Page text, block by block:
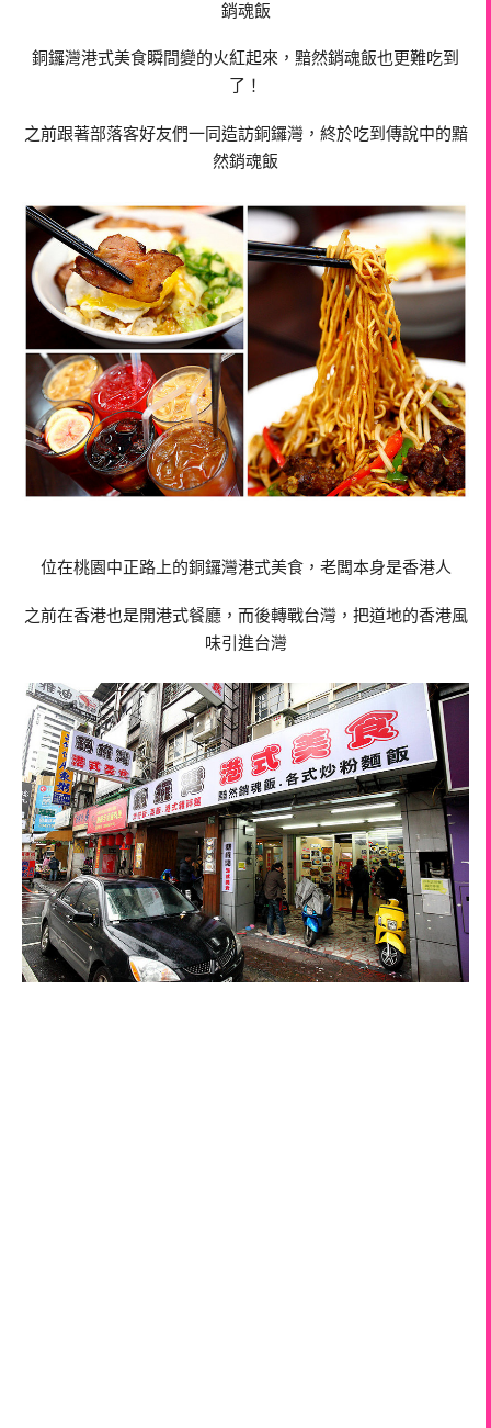
銷魂飯
銅鑼灣港式美食瞬間變的火紅起來，黯然銷魂飯也更難吃到
了！
之前跟著部落客好友們一同造訪銅鑼灣 ，終於吃到傳說中的黯
然銷魂飯
位在桃園中正路上的銅鑼灣港式美食，老闆本身是香港人
之前在香港也是開港式餐廳，而後轉戰台灣，把道地的香港風
味引進台灣